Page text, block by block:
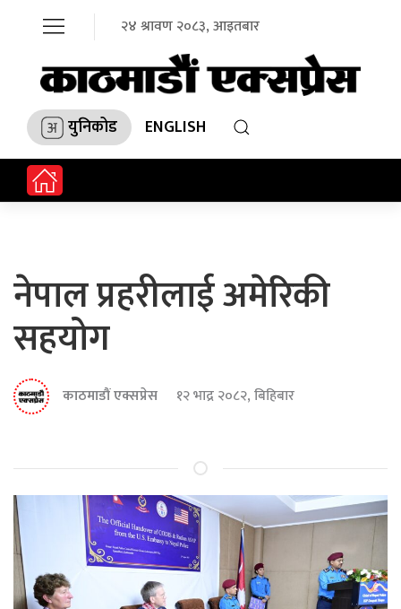
२४ श्रावण २०८३, आइतबार
युनिकोड ENGLISH
नेपाल प्रहरीलाई अमेरिकी
सहयोग
काठमाडौं एक्सप्रेस १२ भाद्र २०८२, बिहिबार